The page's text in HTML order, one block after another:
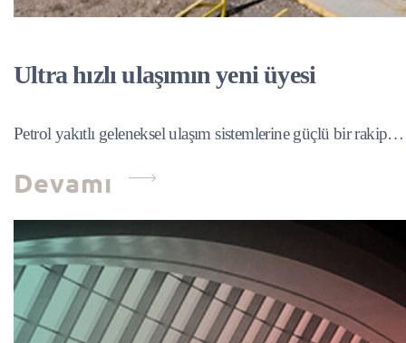
Ultra hızlı ulaşımın yeni üyesi
Petrol yakıtlı geleneksel ulaşım sistemlerine güçlü bir rakip…
Devamı